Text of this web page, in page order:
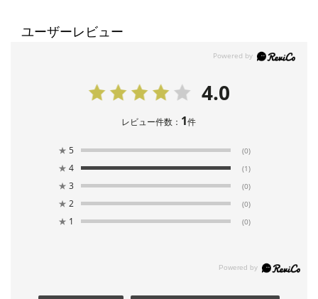
ユーザーレビュー
4.0
レビュー件数： 1件
★ 5 (0)
★ 4 (1)
★ 3 (0)
★ 2 (0)
★ 1 (0)